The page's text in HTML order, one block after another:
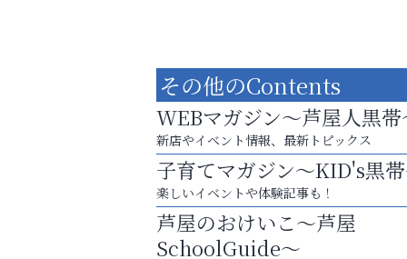
お子さまにも大人にも、優しく寄り添う
OTTO南芦屋浜皮膚科クリニック、開院！
芦屋インターナショナルスク
その他のContents
WEBマガジン～芦屋人黒帯
新店やイベント情報、最新トピックス
子育てマガジン～KID's黒
楽しいイベントや体験記事も！
芦屋のおけいこ～芦屋
SchoolGuide～